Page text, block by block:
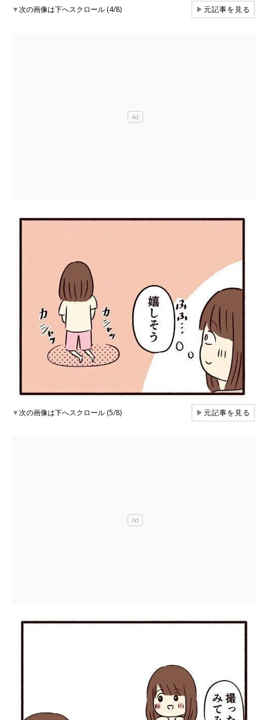
▼次の画像は下へスクロール (4/8) ▶元記事を見る
▼次の画像は下へスクロール (5/8) ▶元記事を見る